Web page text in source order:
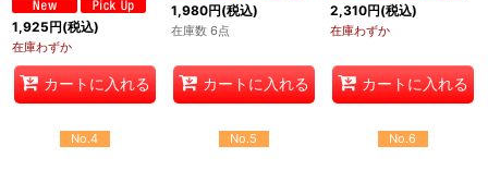
1,925円(税込)
在庫わずか
カートに入れる
1,980円(税込)
在庫数 6点
カートに入れる
2,310円(税込)
在庫わずか
カートに入れる
No.4 No.5 No.6